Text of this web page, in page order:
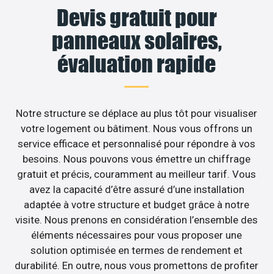
Devis gratuit pour
panneaux solaires,
évaluation rapide
Notre structure se déplace au plus tôt pour visualiser
votre logement ou bâtiment. Nous vous offrons un
service efficace et personnalisé pour répondre à vos
besoins. Nous pouvons vous émettre un chiffrage
gratuit et précis, couramment au meilleur tarif. Vous
avez la capacité d’être assuré d’une installation
adaptée à votre structure et budget grâce à notre
visite. Nous prenons en considération l’ensemble des
éléments nécessaires pour vous proposer une
solution optimisée en termes de rendement et
durabilité. En outre, nous vous promettons de profiter